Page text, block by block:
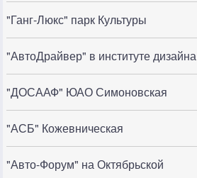
"Ганг-Люкс" парк Культуры
"АвтоДрайвер" в институте дизайна
"ДОСААФ" ЮАО Симоновская
"АСБ" Кожевническая
"Авто-Форум" на Октябрьской